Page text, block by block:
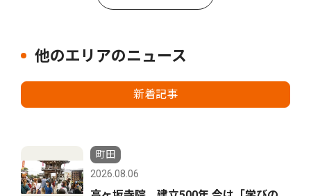
他のエリアのニュース
新着記事
町田
2026.08.06